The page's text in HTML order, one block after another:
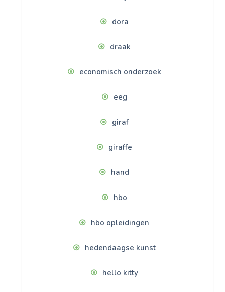
dora
draak
economisch onderzoek
eeg
giraf
giraffe
hand
hbo
hbo opleidingen
hedendaagse kunst
hello kitty